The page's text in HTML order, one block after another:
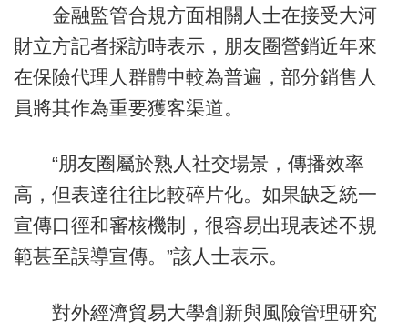
金融監管合規方面相關人士在接受大河
財立方記者採訪時表示，朋友圈營銷近年來
在保險代理人群體中較為普遍，部分銷售人
員將其作為重要獲客渠道。
“朋友圈屬於熟人社交場景，傳播效率
高，但表達往往比較碎片化。如果缺乏統一
宣傳口徑和審核機制，很容易出現表述不規
範甚至誤導宣傳。”該人士表示。
對外經濟貿易大學創新與風險管理研究